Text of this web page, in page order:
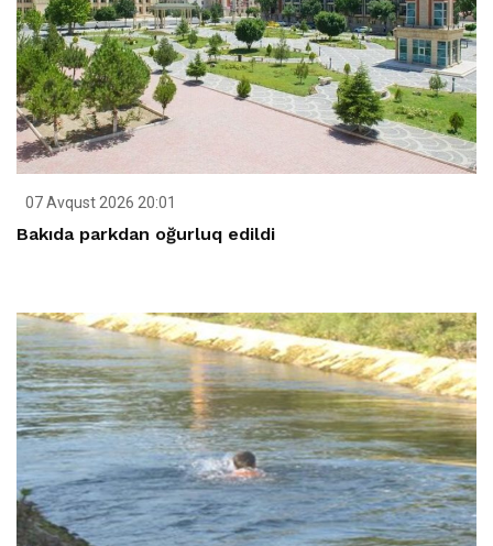
07 Avqust 2026 20:01
Bakıda parkdan oğurluq edildi